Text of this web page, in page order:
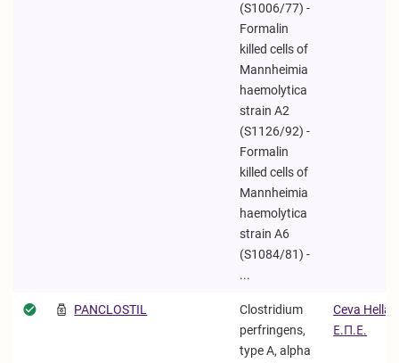
(S1006/77) -
Formalin
killed cells of
Mannheimia
haemolytica
strain A2
(S1126/92) -
Formalin
killed cells of
Mannheimia
haemolytica
strain A6
(S1084/81) -
...
PANCLOSTIL
Clostridium
perfringens,
type A, alpha
Ceva Hellas
Ε.Π.Ε.